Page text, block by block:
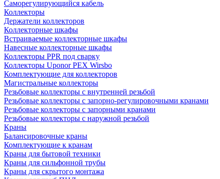
Саморегулирующийся кабель
Коллекторы
Держатели коллекторов
Коллекторные шкафы
Встраиваемые коллекторные шкафы
Навесные коллекторные шкафы
Коллекторы PPR под сварку
Коллекторы Uponor PEX Wirsbo
Комплектующие для коллекторов
Магистральные коллекторы
Резьбовые коллекторы с внутренней резьбой
Резьбовые коллекторы с запорно-регулировочными кранами
Резьбовые коллекторы с запорными кранами
Резьбовые коллекторы с наружной резьбой
Краны
Балансировочные краны
Комплектующие к кранам
Краны для бытовой техники
Краны для сильфонной трубы
Краны для скрытого монтажа